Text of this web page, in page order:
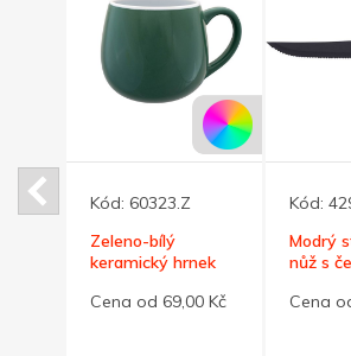
Kód: 60323.Z
Zeleno-bílý
keramický hrnek
Cena od 69,00 Kč
Kód:
Modrý
nůž s
Cena